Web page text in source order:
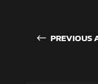
# PREVIOUS